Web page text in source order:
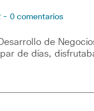
- 0 comentarios
de
de días,